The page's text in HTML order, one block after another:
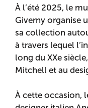
À l’été 2025, le
Giverny organise
sa collection
à travers lequel
long du XXe
Mitchell et au
À cette occasion,